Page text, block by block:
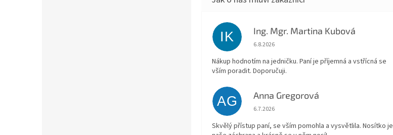
IK Ing. Mgr. Martina Kubová
Hodnocení obchodu je 5 z 5 hvězdiček.
6.8.2026
Nákup hodnotím na jedničku. Paní je příjemná a vstřícná se
vším poradit. Doporučuji.
AG Anna Gregorová
Hodnocení obchodu je 5 z 5 hvězdiček.
6.7.2026
Skvělý přístup paní, se vším pomohla a vysvětlila. Nosítko je